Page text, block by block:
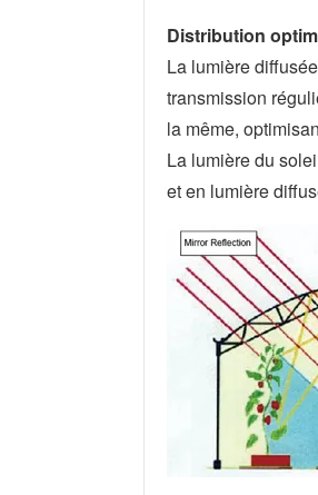
Distribution
La lumière
transmission
la même,
La lumière du
et en lumière